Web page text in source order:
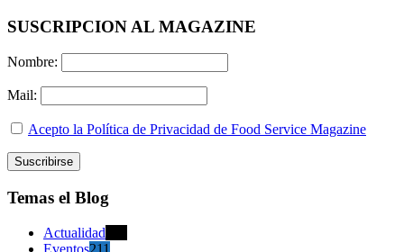
SUSCRIPCION AL MAGAZINE
Nombre:
Mail:
Acepto la Política de Privacidad de Food Service Magazine
Temas el Blog
Actualidad
Eventos211